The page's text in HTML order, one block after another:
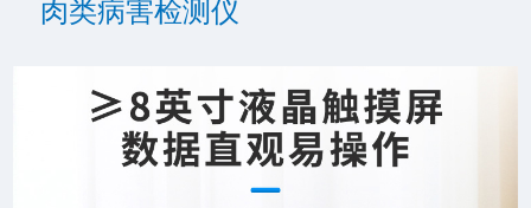
肉类病害检测仪